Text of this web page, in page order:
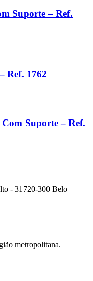
Suporte – Ref.
Ref. 1762
Suporte – Ref.
- 31720-300 Belo
metropolitana.